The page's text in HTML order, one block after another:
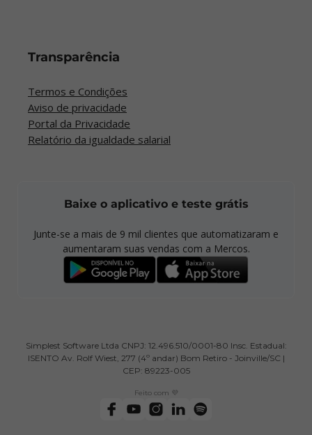
Transparência
Termos e Condições
Aviso de privacidade
Portal da Privacidade
Relatório da igualdade salarial
Baixe o aplicativo e teste grátis
Junte-se a mais de 9 mil clientes que automatizaram e
aumentaram suas vendas com a Mercos.
Simplest Software Ltda CNPJ: 12.496.510/0001-80 Insc. Estadual:
ISENTO Av. Rolf Wiest, 277 (4º andar) Bom Retiro - Joinville/SC |
CEP: 89223-005
Feito com 💜